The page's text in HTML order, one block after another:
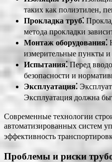
таких как полиэтилен,
Прокладка труб⁚
метода прокладки
Монтаж оборудования⁚
измерительные пункты и
Испытания⁚Перед
безопасности и
Эксплуатация⁚
Эксплуатация должна
Современные технологии
автоматизированных систем
эффективность
Проблемы и риски